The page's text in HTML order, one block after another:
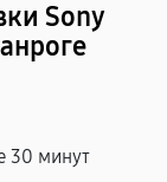
Sony
30 минут